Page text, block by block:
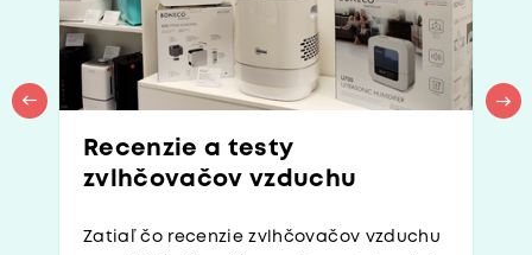
Recenzie a testy
zvlhčovačov vzduchu
Zatiaľ čo recenzie zvlhčovačov vzduchu